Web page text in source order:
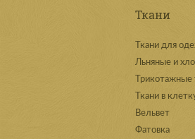
Ткани
Ткани для
Льняные и
Трикотажные
Ткани в
Вельвет
Фатовка